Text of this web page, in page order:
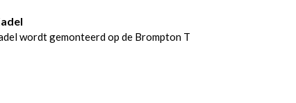
wordt gemonteerd op de Brompton T